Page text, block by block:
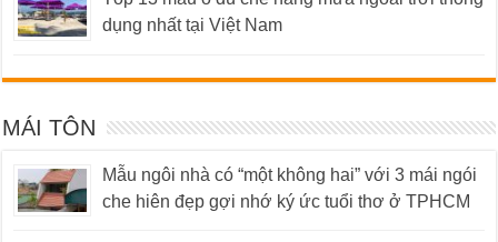
dụng nhất tại Việt Nam
MÁI TÔN
Mẫu ngôi nhà có “một không hai” với 3 mái ngói
che hiên đẹp gợi nhớ ký ức tuổi thơ ở TPHCM